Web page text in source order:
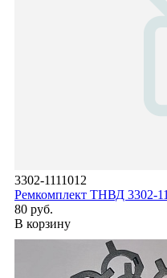
3302-1111012
Ремкомплект ТНВД 3302-
80 руб.
В корзину